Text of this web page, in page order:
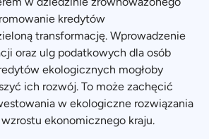
kredytów
transformację. Wprowadzenie
oraz ulg podatkowych dla osób
ekologicznych mogłoby
ich rozwój. To może zachęcić
w ekologiczne rozwiązania
ekonomicznego kraju.